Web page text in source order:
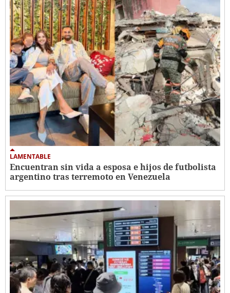
LAMENTABLE
Encuentran sin vida a esposa e hijos de futbolista
argentino tras terremoto en Venezuela